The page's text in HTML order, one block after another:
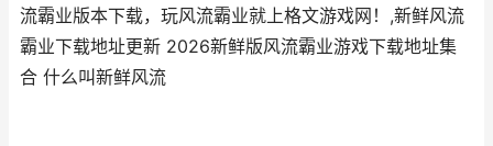
流霸业版本下载，玩风流霸业就上格文游戏网！,新鲜风流
霸业下载地址更新 2026新鲜版风流霸业游戏下载地址集
合 什么叫新鲜风流